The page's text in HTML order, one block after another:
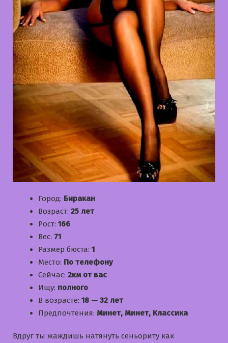
Город: Биракан
Возраст: 25 лет
Рост: 166
Вес: 71
Размер бюста: 1
Место: По телефону
Сейчас: 2км от вас
Ищу: полного
В возрасте: 18 — 32 лет
Предпочтения: Минет, Минет, Классика
Вдруг ты жаждишь натянуть сеньориту как